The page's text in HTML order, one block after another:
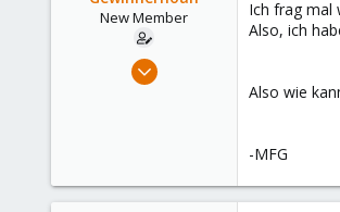
New Member
Apr 7, 2021
Ich frag mal
Also, ich
Also wie
-MFG